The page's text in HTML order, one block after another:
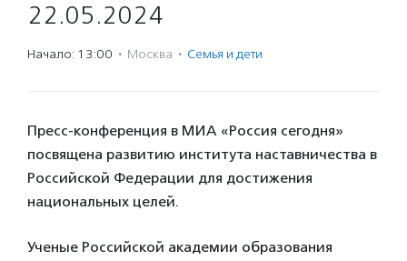
22.05.2024
Начало: 13:00 · Москва · Семья и дети
Пресс-конференция в МИА «Россия сегодня»
посвящена развитию института наставничества в
Российской Федерации для достижения
национальных целей.
Ученые Российской академии образования